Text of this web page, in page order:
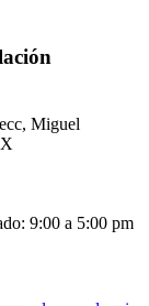
Miguel
9:00 a 5:00 pm